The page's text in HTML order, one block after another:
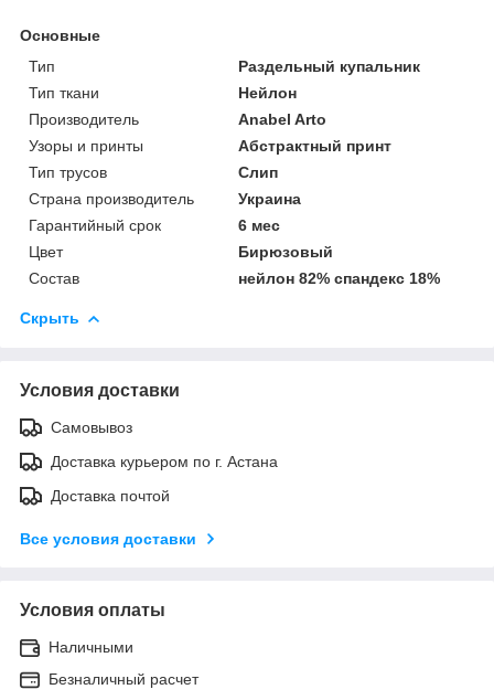
Основные
Тип
Раздельный купальник
Тип ткани
Нейлон
Производитель
Anabel Arto
Узоры и принты
Абстрактный принт
Тип трусов
Слип
Страна производитель
Украина
Гарантийный срок
6 мес
Цвет
Бирюзовый
Состав
нейлон 82% спандекс 18%
Скрыть
Условия доставки
Самовывоз
Доставка курьером по г. Астана
Доставка почтой
Все условия доставки
Условия оплаты
Наличными
Безналичный расчет